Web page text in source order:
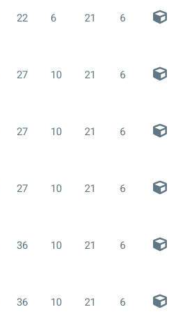
22 6 21 6
27 10 21 6
27 10 21 6
27 10 21 6
36 10 21 6
36 10 21 6